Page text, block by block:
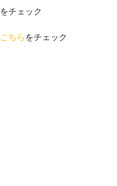
をチェック
こちらをチェック